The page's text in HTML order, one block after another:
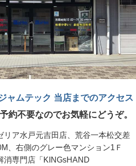
ャムテック 当店までのアクセス
約不要なのでお気軽にどうぞ。
リア水戸元吉田店、荒谷一本松交差
、右側のグレー色マンション1Ｆ
消専門店「KINGsHAND